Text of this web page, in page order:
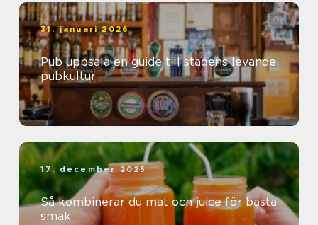
31. januari 2026
Pub uppsala en guide till stadens levande
pubkultur
17. december 2025
Så kombinerar du mat och juice för bästa
smak